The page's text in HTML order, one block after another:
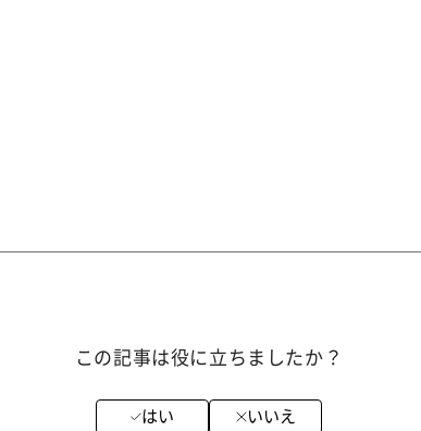
この記事は役に立ちましたか？
はい いいえ